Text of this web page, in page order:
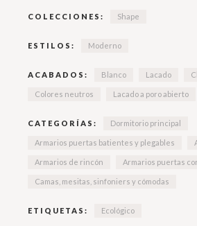
COLECCIONES: Shape
ESTILOS: Moderno
ACABADOS: Blanco Lacado
Colores neutros Lacado a poro abierto
CATEGORÍAS: Dormitorio principal
Armarios puertas batientes y plegables
Armarios de rincón Armarios puertas
Camas, mesitas, sinfoniers y cómodas
ETIQUETAS: Ecológico